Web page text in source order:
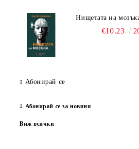
Нищетата на
€10.23
Абонирай се
Абонирай се за новини
Виж всички